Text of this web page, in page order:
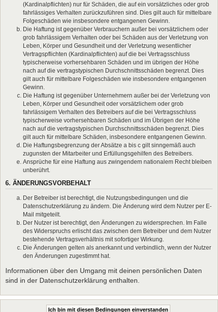
(Kardinalpflichten) nur für Schäden, die auf ein vorsätzliches oder grob
fahrlässiges Verhalten zurückzuführen sind. Dies gilt auch für mittelbare
Folgeschäden wie insbesondere entgangenen Gewinn.
Die Haftung ist gegenüber Verbrauchern außer bei vorsätzlichem oder
grob fahrlässigem Verhalten oder bei Schäden aus der Verletzung von
Leben, Körper und Gesundheit und der Verletzung wesentlicher
Vertragspflichten (Kardinalpflichten) auf die bei Vertragsschluss
typischerweise vorhersehbaren Schäden und im übrigen der Höhe
nach auf die vertragstypischen Durchschnittsschäden begrenzt. Dies
gilt auch für mittelbare Folgeschäden wie insbesondere entgangenen
Gewinn.
Die Haftung ist gegenüber Unternehmern außer bei der Verletzung von
Leben, Körper und Gesundheit oder vorsätzlichem oder grob
fahrlässigem Verhalten des Betreibers auf die bei Vertragsschluss
typischerweise vorhersehbaren Schäden und im Übrigen der Höhe
nach auf die vertragstypischen Durchschnittsschäden begrenzt. Dies
gilt auch für mittelbare Schäden, insbesondere entgangenen Gewinn.
Die Haftungsbegrenzung der Absätze a bis c gilt sinngemäß auch
zugunsten der Mitarbeiter und Erfüllungsgehilfen des Betreibers.
Ansprüche für eine Haftung aus zwingendem nationalem Recht bleiben
unberührt.
6. ÄNDERUNGSVORBEHALT
Der Betreiber ist berechtigt, die Nutzungsbedingungen und die
Datenschutzerklärung zu ändern. Die Änderung wird dem Nutzer per E-
Mail mitgeteilt.
Der Nutzer ist berechtigt, den Änderungen zu widersprechen. Im Falle
des Widerspruchs erlischt das zwischen dem Betreiber und dem Nutzer
bestehende Vertragsverhältnis mit sofortiger Wirkung.
Die Änderungen gelten als anerkannt und verbindlich, wenn der Nutzer
den Änderungen zugestimmt hat.
Informationen über den Umgang mit deinen persönlichen Daten
sind in der Datenschutzerklärung enthalten.